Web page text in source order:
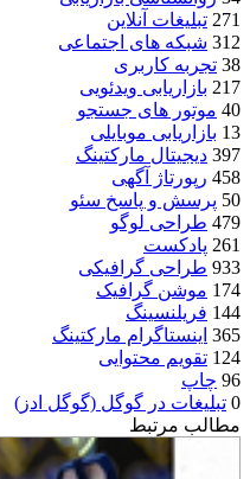
271 تبلیغات آنلاین
312 شبکه های اجتماعی
38 تجربه کاربری
217 بازاریابی ویدئویی
40 موتور های جستجو
13 بازاریابی موبایلی
397 دیجیتال مارکتینگ
458 رپورتاژ آگهی
50 پرسش و پاسخ سئو
479 طراحی لوگو
261 پادکست
933 طراحی گرافیکی
174 موشن گرافیک
144 فریلنسینگ
365 اینستاگرام مارکتینگ
124 تقویم محتوایی
96 چاپ
0 تبلیغات در گوگل (گوگل ادز)
مطالب مرتبط